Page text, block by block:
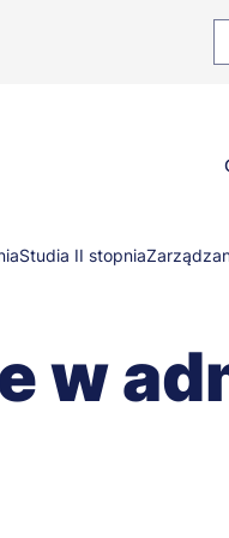
Studia II stopnia
w